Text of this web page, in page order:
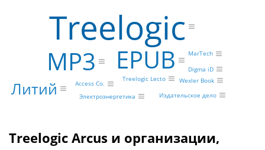
Treelogic
MP3 EPUB
Литий Access Co.
Treelogic Lecto Wexler Book
Digma iD
Электроэнергетика
MarTech
Издательское дело
Treelogic Arcus и организации,